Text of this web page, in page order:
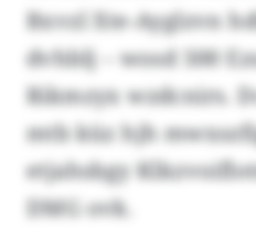
Bxvzl Xte-Ayglzvn
dvhblj – wosd 500
Rikmzyx wzdcnirs.
mtb küz hjh
etjahsbgy
DMG ovk.